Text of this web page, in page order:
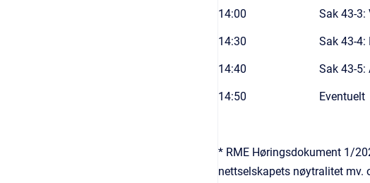
14:00 Sak 43-
14:30 Sak 43-
14:40 Sak 43-5:
14:50 Eventuelt
* RME Høringsdokument 1/
nettselskapets nøytralitet